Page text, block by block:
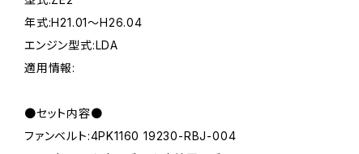
年式:H21.01～H26.04
エンジン型式:LDA
適用情報:
●セット内容●
ファンベルト:4PK1160 19230-RBJ-004